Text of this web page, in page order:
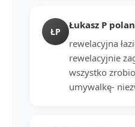
ŁP
Łukasz P
rewelacyjna
rewelacyjnie
wszystko
umywalkę-